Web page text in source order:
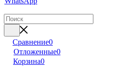
Сравнение0
Отложенные0
Корзина0